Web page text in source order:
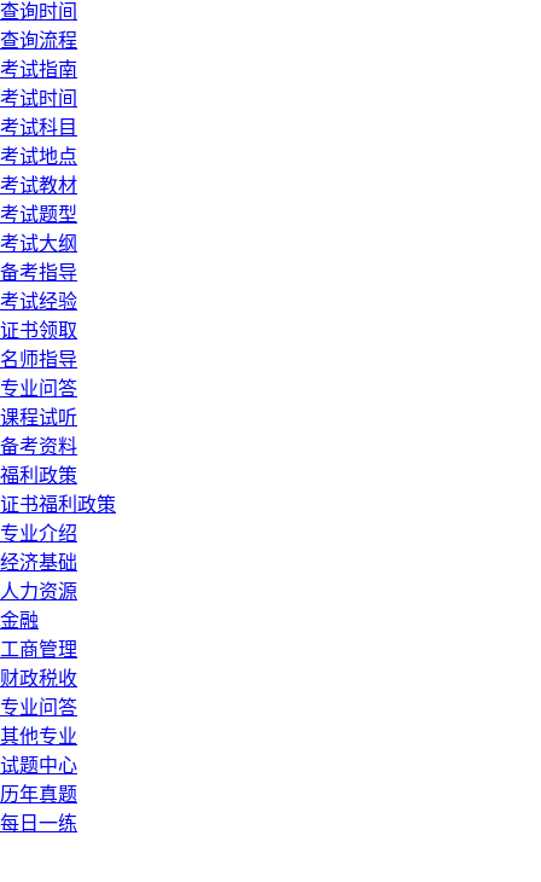
查询时间
查询流程
考试指南
考试时间
考试科目
考试地点
考试教材
考试题型
考试大纲
备考指导
考试经验
证书领取
名师指导
专业问答
课程试听
备考资料
福利政策
证书福利政策
专业介绍
经济基础
人力资源
金融
工商管理
财政税收
专业问答
其他专业
试题中心
历年真题
每日一练